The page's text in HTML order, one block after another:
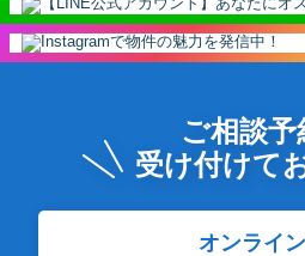
ご相談予
受け付けて
オンライ